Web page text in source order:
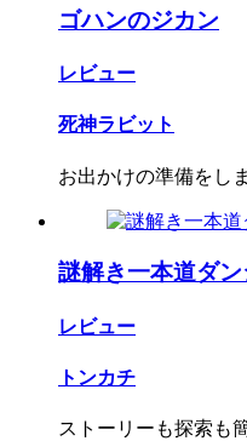
ゴハンのジカン
レビュー
死神ラビット
お出かけの準備をし
謎解き一本道ダン
レビュー
トンカチ
ストーリーも探索も